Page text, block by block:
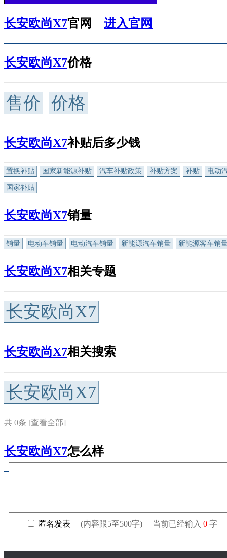
长安欧尚X7官网 进入官网
长安欧尚X7价格
售价 价格
长安欧尚X7补贴后多少钱
置换补贴 国家新能源补贴 汽车补贴政策 补贴方案 补贴 电动
国家补贴
长安欧尚X7销量
销量 电动车销量 电动汽车销量 新能源汽车销量 新能源客车销
长安欧尚X7相关专题
长安欧尚X7
长安欧尚X7相关搜索
长安欧尚X7
共 0条 [查看全部]
长安欧尚X7怎么样